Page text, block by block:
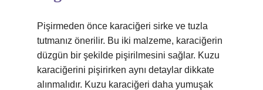
Pişirmeden önce karaciğeri sirke ve tuzla
tutmanız önerilir. Bu iki malzeme, karaciğerin
düzgün bir şekilde pişirilmesini sağlar. Kuzu
karaciğerini pişirirken aynı detaylar dikkate
alınmalıdır. Kuzu karaciğeri daha yumuşak